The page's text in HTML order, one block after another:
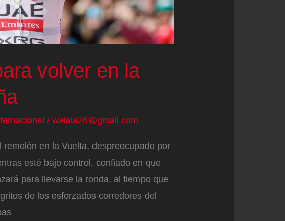
volver en la
/ walala26@gmail.com
en la Vuelta, despreocupado por
esté bajo control, confiado en que
para llevarse la ronda, al tiempo que
de los esforzados corredores del